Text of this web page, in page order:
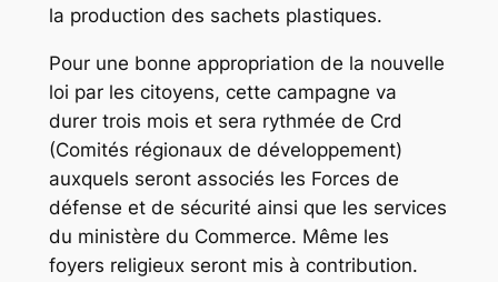
la production des sachets plastiques.
Pour une bonne appropriation de la nouvelle
loi par les citoyens, cette campagne va
durer trois mois et sera rythmée de Crd
(Comités régionaux de développement)
auxquels seront associés les Forces de
défense et de sécurité ainsi que les services
du ministère du Commerce. Même les
foyers religieux seront mis à contribution.